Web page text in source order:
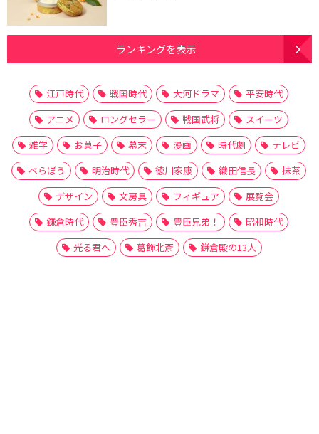
ランキングを表示
江戸時代 戦国時代 大河ドラマ
平安時代
アニメ
ロングセラー 戦国武将
スイーツ
雑学
お菓子 幕末 漫画 時代劇
テレビ
べらぼう
明治時代 徳川家康 織田信長
抹茶
デザイン
文房具 フィギュア
展覧会
鎌倉時代
豊臣秀吉 豊臣兄弟！
昭和時代
光る君へ
葛飾北斎 鎌倉殿の13人